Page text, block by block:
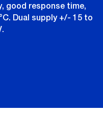
good response time,
Dual supply +/- 15 to